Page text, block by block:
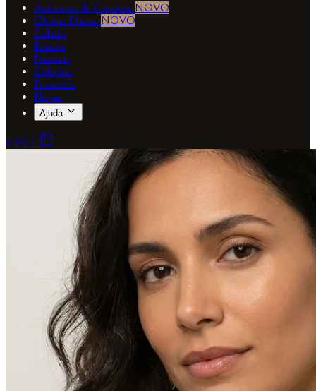
Assistente de Compras NOVO
Ofertas Diárias NOVO
Colares
Brincos
Pulseiras
Coleções
Presentes
Blogue
Ajuda
0,00 €